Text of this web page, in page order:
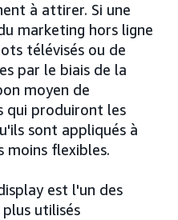
à attirer. Si une
marketing hors ligne
télévisés ou de
par le biais de la
moyen de
qui produiront les
sont appliqués à
moins flexibles.
est l'un des
utilisés